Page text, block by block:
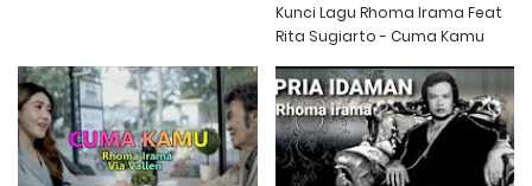
Kunci Lagu Rhoma Irama Feat
Rita Sugiarto - Cuma Kamu